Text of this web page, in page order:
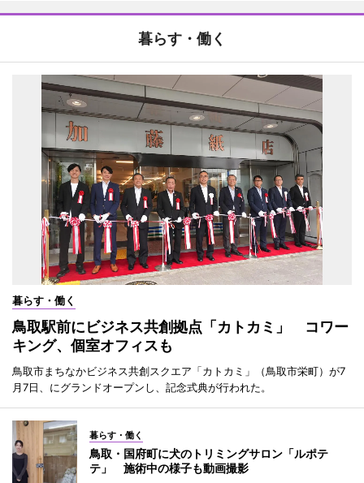
暮らす・働く
暮らす・働く
鳥取駅前にビジネス共創拠点「カトカミ」 コワー
キング、個室オフィスも
鳥取市まちなかビジネス共創スクエア「カトカミ」（鳥取市栄町）が7
月7日、にグランドオープンし、記念式典が行われた。
暮らす・働く
鳥取・国府町に犬のトリミングサロン「ルポテ
テ」 施術中の様子も動画撮影